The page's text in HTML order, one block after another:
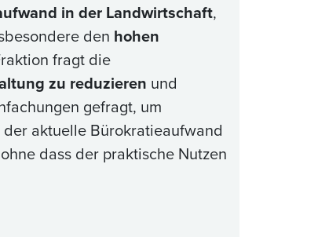
in der Landwirtschaft,
den hohen
fragt die
zu reduzieren und
gefragt, um
aktuelle Bürokratieaufwand
dass der praktische Nutzen